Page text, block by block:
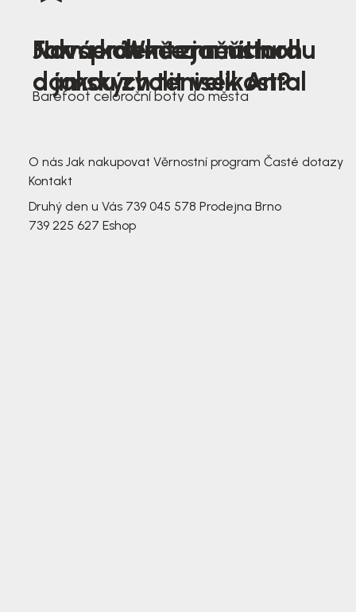
Nová kolekce jarních
dámských tenisek Antal
Jak správně změřit nohu
a jakou zvolit velikost?
Farmer Winter mustard
Barefoot celoroční boty do města
O nás Jak nakupovat Věrnostní program Časté dotazy
Kontakt
Druhý den u Vás 739 045 578 Prodejna Brno
739 225 627 Eshop